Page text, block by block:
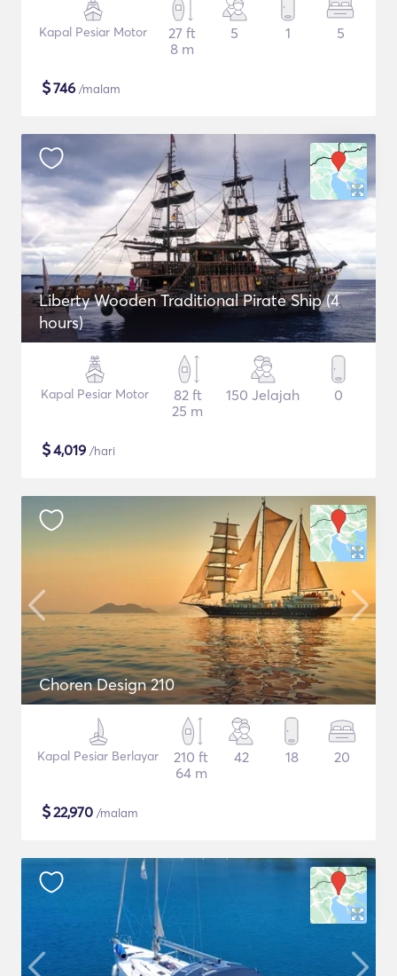
Kapal Pesiar Motor
27 ft
8 m
5 1 5
$746 /malam
Liberty Wooden Traditional Pirate Ship (4
hours)
Kapal Pesiar Motor
82 ft
25 m
150 Jelajah 0
$4,019 /hari
Choren Design 210
Kapal Pesiar Berlayar
210 ft
64 m
42 18 20
$22,970 /malam